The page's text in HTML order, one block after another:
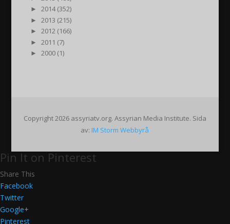
►
2014 (352)
►
2013 (215)
►
2012 (166)
►
2011 (7)
►
2000 (1)
Copyright 2026 assyriatv.org. Assyrian Media Institute. Sida
av: IM Storm Webbyrå
Pin It on Pinterest
Share This
Facebook
Twitter
Google+
Pinterest